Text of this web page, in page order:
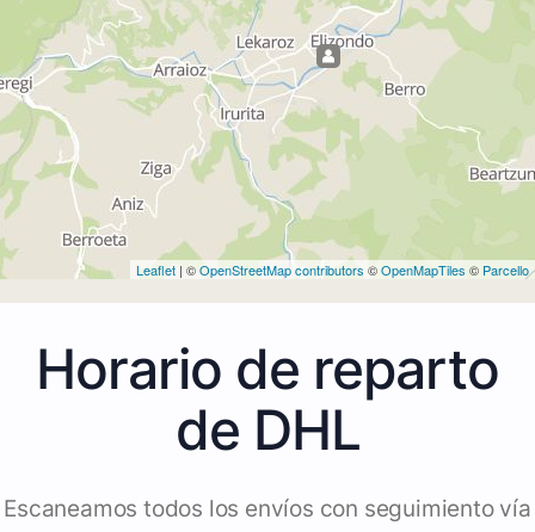
Leaflet | ©OpenStreetMap contributors ©OpenMapTiles © Parcello
Horario de reparto
de DHL
Escaneamos todos los envíos con seguimiento vía